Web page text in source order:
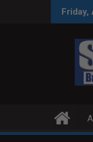
Friday,
tamang